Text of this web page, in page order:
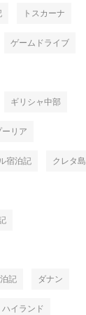
トスカーナ
ゲームドライブ
ギリシャ中部
ーリア
宿泊記 クレタ島
記 ダナン
ハイランド